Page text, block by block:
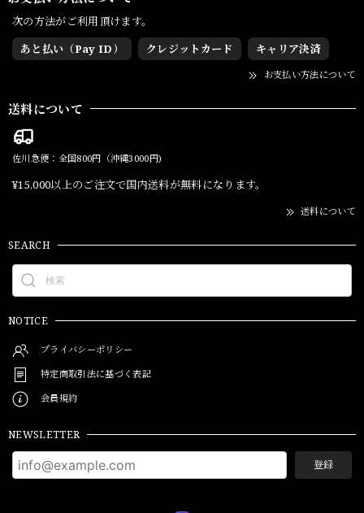
次の方法がご利用頂けます。
あと払い（Pay ID）
クレジットカード キャリア決済
お支払い方法について
送料について
佐川急便：全国800円（沖縄3000円)
¥15,000以上のご注文で国内送料が無料になります。
送料について
SEARCH
NOTICE
プライバシーポリシー
特定商取引法に基づく表記
会員規約
NEWSLETTER
登録